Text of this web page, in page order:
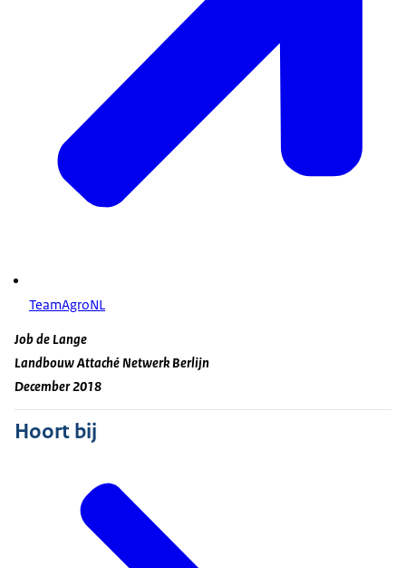
TeamAgroNL
Job de Lange
Landbouw Attaché Netwerk Berlijn
December 2018
Hoort bij